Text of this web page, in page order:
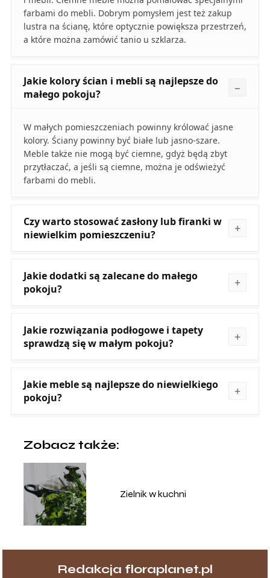
farbami do mebli. Dobrym pomysłem jest też zakup
lustra na ścianę, które optycznie powiększa przestrzeń,
a które można zamówić tanio u szklarza.
Jakie kolory ścian i mebli są najlepsze do
małego pokoju?
W małych pomieszczeniach powinny królować jasne
kolory. Ściany powinny być białe lub jasno-szare.
Meble także nie mogą być ciemne, gdyż będą zbyt
przytłaczać, a jeśli są ciemne, można je odświeżyć
farbami do mebli.
Czy warto stosować zasłony lub firanki w
niewielkim pomieszczeniu?
Jakie dodatki są zalecane do małego
pokoju?
Jakie rozwiązania podłogowe i tapety
sprawdzą się w małym pokoju?
Jakie meble są najlepsze do niewielkiego
pokoju?
Zobacz także:
Zielnik w kuchni
Redakcja floraplanet.pl